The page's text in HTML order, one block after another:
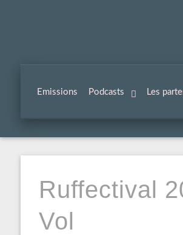
Emissions Podcasts Les
Ruffectival
Vol